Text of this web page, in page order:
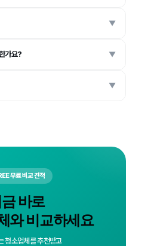
▼
가요? ▼
▼
무료 비교 견적
바로
와 비교하세요
청소업체를 추천받고